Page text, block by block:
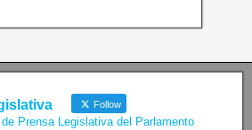
Follow
Prensa Legislativa del Parlamento